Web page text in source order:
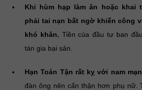
Khi hùm hạp làm ăn hoặc khai
phải tai nạn bất ngờ khiến công
khó khăn. Tiền của đầu tư ban
tán gia bại sản.
Hạn Toán Tận rất kỵ với nam
đàn ông nên cẩn thận hơn phụ nữ.